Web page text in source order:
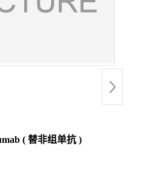
( 替非组单抗 )